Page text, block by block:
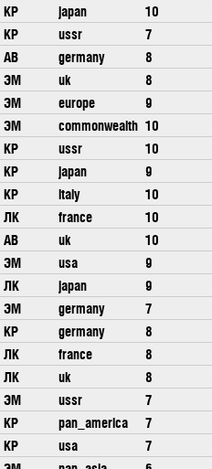
КР
japan 10
КР
ussr 7
АВ
germany 8
ЭМ
uk 8
ЭМ
europe 9
ЭМ
commonwealth 10
КР
ussr 10
КР
japan 9
КР
italy 10
ЛК
france 10
АВ
uk 10
ЭМ
usa 9
ЛК
japan 9
ЭМ
germany 7
КР
germany 8
ЛК
france 8
ЛК
uk 8
ЭМ
ussr 7
КР
pan_america 7
КР
usa 7